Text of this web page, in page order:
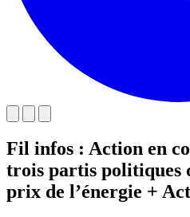
Fil infos : Action en
trois partis politiques
prix de l’énergie +